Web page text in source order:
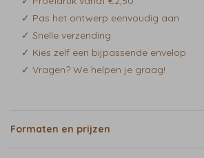
✓ Pas het ontwerp eenvoudig aan
✓ Snelle verzending
✓ Kies zelf een bijpassende envelop
✓ Vragen? We helpen je graag!
Formaten en prijzen